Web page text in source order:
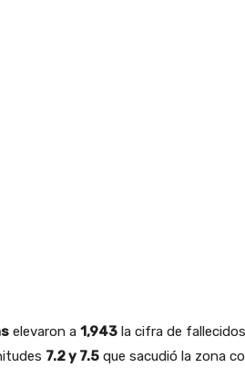
elevaron a 1,943 la cifra de
7.2 y 7.5 que sacudió la zona